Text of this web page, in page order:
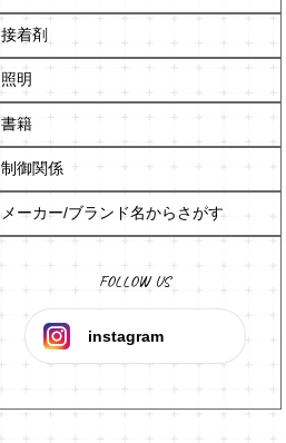
接着剤
照明
書籍
制御関係
メーカー/ブランド名からさがす
FOLLOW US
instagram